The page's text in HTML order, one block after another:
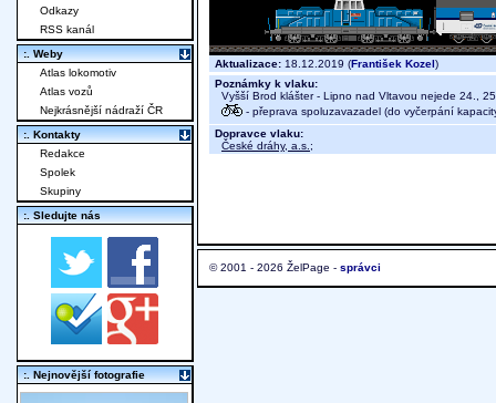
Aktualizace: 18.12.2019 (František Kozel)
Poznámky k vlaku:
Vyšší Brod klášter - Lipno nad Vltavou nejede 24.,
- přeprava spoluzavazadel (do vyčerpání
Dopravce vlaku:
České dráhy, a.s. ;
© 2001 - 2026 ŽelPage - správci
Odkazy
RSS kanál
:. Weby
Atlas lokomotiv
Atlas vozů
Nejkrásnější nádraží ČR
:. Kontakty
Redakce
Spolek
Skupiny
:. Sledujte nás
:. Nejnovější fotografie